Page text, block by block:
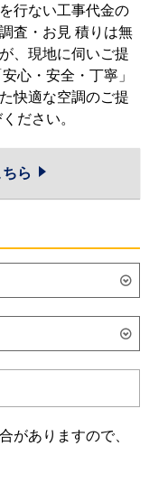
行ない工事代金の
査・お見 積りは無
、現地に伺いご提
心・安全・丁寧」
快適な空調のご提
ださい。
ら
PLZ-
がありますので、